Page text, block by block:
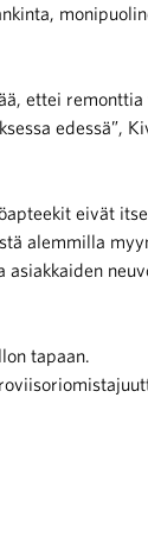
ettei
edessä”,
eivät
alemmilla
tapaan.